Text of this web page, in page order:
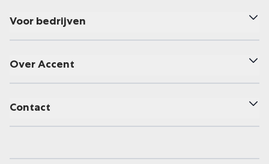
Voor bedrijven
Over Accent
Contact